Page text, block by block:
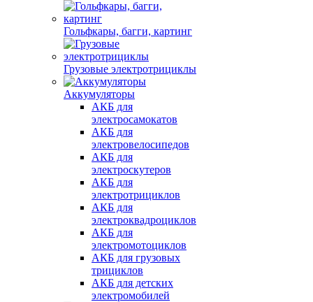
Гольфкары, багги, картинг
Грузовые электротрициклы
Аккумуляторы
АКБ для
электросамокатов
АКБ для
электровелосипедов
АКБ для
электроскутеров
АКБ для
электротрициклов
АКБ для
электроквадроциклов
АКБ для
электромотоциклов
АКБ для грузовых
трициклов
АКБ для детских
электромобилей